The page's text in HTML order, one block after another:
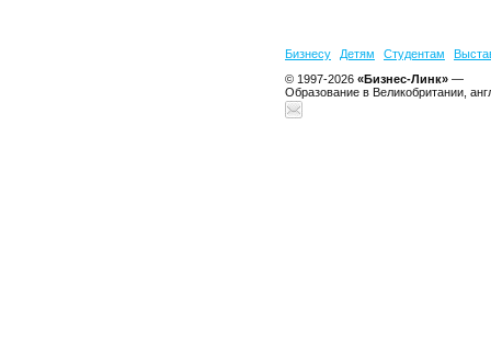
Бизнесу Детям Студентам
© 1997-2026 «Бизнес-Линк» —
Образование в Великобритании,